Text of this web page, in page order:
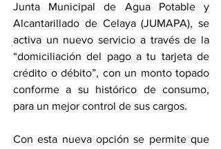
Junta Municipal de Agua Potable y
Alcantarillado de Celaya (JUMAPA), se
activa un nuevo servicio a través de la
“domiciliación del pago a tu tarjeta de
crédito o débito”, con un monto topado
conforme a su histórico de consumo,
para un mejor control de sus cargos.
Con esta nueva opción se permite que